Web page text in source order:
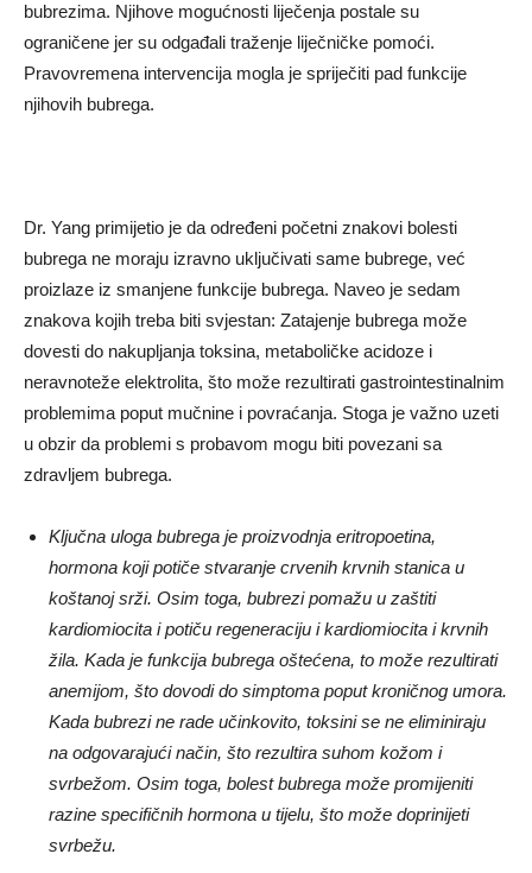
bubrezima. Njihove mogućnosti liječenja postale su
ograničene jer su odgađali traženje liječničke pomoći.
Pravovremena intervencija mogla je spriječiti pad funkcije
njihovih bubrega.
Dr. Yang primijetio je da određeni početni znakovi bolesti
bubrega ne moraju izravno uključivati ​​same bubrege, već
proizlaze iz smanjene funkcije bubrega. Naveo je sedam
znakova kojih treba biti svjestan: Zatajenje bubrega može
dovesti do nakupljanja toksina, metaboličke acidoze i
neravnoteže elektrolita, što može rezultirati gastrointestinalnim
problemima poput mučnine i povraćanja. Stoga je važno uzeti
u obzir da problemi s probavom mogu biti povezani sa
zdravljem bubrega.
Ključna uloga bubrega je proizvodnja eritropoetina,
hormona koji potiče stvaranje crvenih krvnih stanica u
koštanoj srži. Osim toga, bubrezi pomažu u zaštiti
kardiomiocita i potiču regeneraciju i kardiomiocita i krvnih
žila. Kada je funkcija bubrega oštećena, to može rezultirati
anemijom, što dovodi do simptoma poput kroničnog umora.
Kada bubrezi ne rade učinkovito, toksini se ne eliminiraju
na odgovarajući način, što rezultira suhom kožom i
svrbežom. Osim toga, bolest bubrega može promijeniti
razine specifičnih hormona u tijelu, što može doprinijeti
svrbežu.